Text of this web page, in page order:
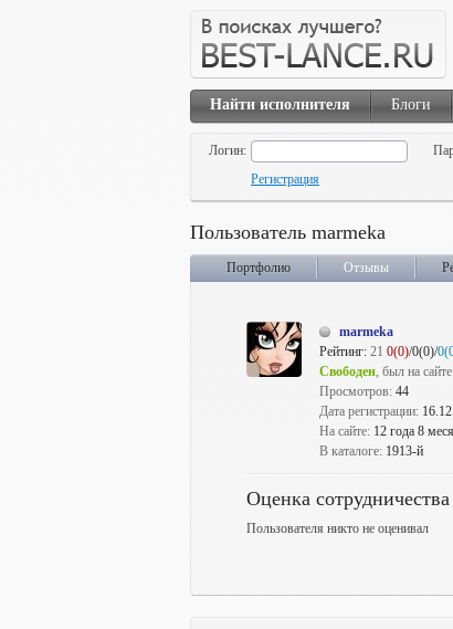
Найти исполнителя Блоги
Логин:
Регистрация
Пользователь marmeka
Портфолио Отзывы
marmeka
Рейтинг: 21 0(0)/0(0)/
Свободен, был на
Просмотров: 44
Дата регистрации:
На сайте: 12 года 8
В каталоге: 1913-й
Оценка сотрудничества
Пользователя никто не оценивал